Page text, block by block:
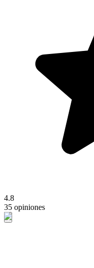
4.8
35 opiniones